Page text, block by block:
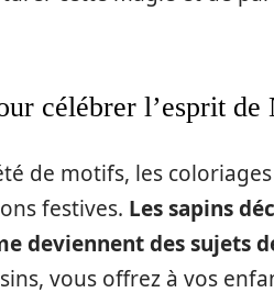
célébrer l’esprit de
de motifs, les
festives. Les sapins
deviennent des sujets
vous offrez à vos